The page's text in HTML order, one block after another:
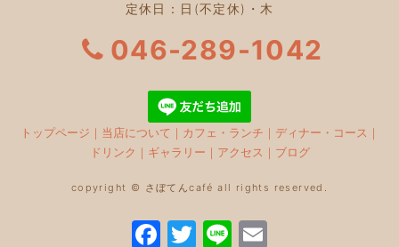
定休日：日(不定休)・木
046-289-1042
トップページ ｜ 当店について ｜ カフェ・ランチ ｜ ディナー・コース ｜
ドリンク ｜ ギャラリー ｜ アクセス ｜ ブログ
copyright © さぼてんcafé all rights reserved.
F T Li